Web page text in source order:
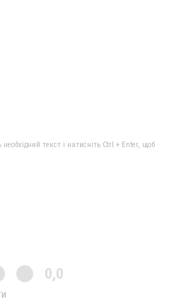
текст і натисніть Ctrl + Enter, щоб
0,0